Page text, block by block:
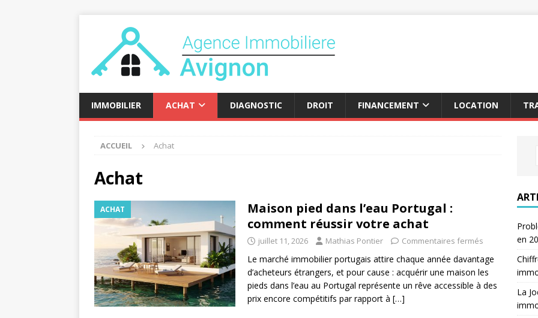
IMMOBILIER ACHAT DIAGNOSTIC DROIT FINANCEMENT LOCATION
ACCUEIL Achat
Achat
ACHAT
Maison pied dans l’eau Portugal :
comment réussir votre achat
juillet 11, 2026 Mathias Pontier Commentaires fermés
Le marché immobilier portugais attire chaque année davantage
d’acheteurs étrangers, et pour cause : acquérir une maison les
pieds dans l’eau au Portugal représente un rêve accessible à des
prix encore compétitifs par rapport à […]
en
La